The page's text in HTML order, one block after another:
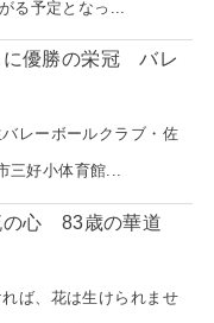
る予定となっ...
に優勝の栄冠 バレ
レーボールクラブ・佐
三好小体育館...
の心 83歳の華道
れば、花は生けられませ